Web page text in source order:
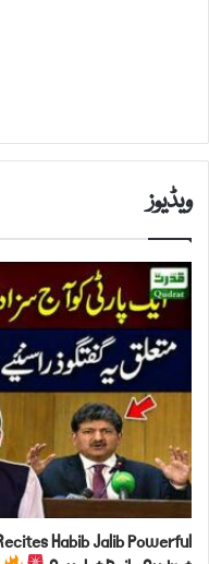
ویڈیوز
Habib Jalib Powerful